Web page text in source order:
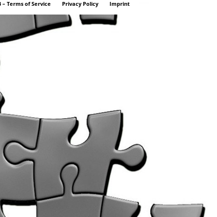
– Terms of Service Privacy Policy Imprint